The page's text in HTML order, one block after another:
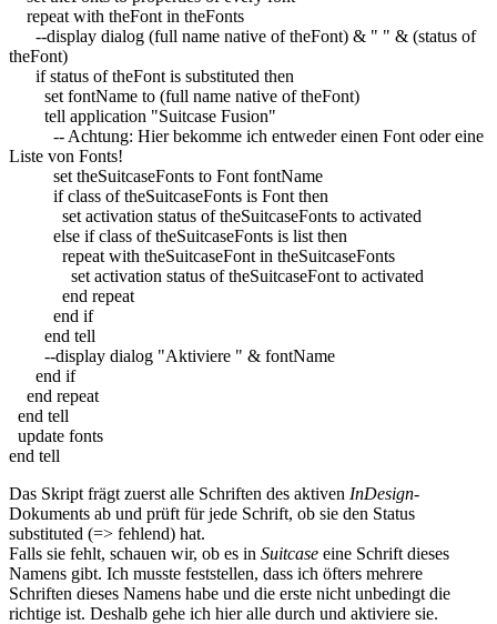
repeat with theFont in theFonts
--display dialog (full name native of theFont) & " " & (status of
theFont)
ifstatus oftheFont is substituted then
set fontName to (full name native oftheFont)
tell application "Suitcase Fusion"
-- Achtung: Hier bekomme ich entweder einen Font oder eine
Liste von Fonts!
set theSuitcaseFonts to Font fontName
ifclass oftheSuitcaseFonts is Font then
set activation status oftheSuitcaseFonts to activated
else ifclass oftheSuitcaseFonts is list then
repeat with theSuitcaseFont in theSuitcaseFonts
set activation status oftheSuitcaseFont to activated
end repeat
end if
end tell
--display dialog "Aktiviere " & fontName
end if
end repeat
end tell
update fonts
end tell
Das Skript frägt zuerst alle Schriften des aktiven InDesign-
Dokuments ab und prüft für jede Schrift, ob sie den Status
substituted (=> fehlend) hat.
Falls sie fehlt, schauen wir, ob es in Suitcase eine Schrift dieses
Namens gibt. Ich musste feststellen, dass ich öfters mehrere
Schriften dieses Namens habe und die erste nicht unbedingt die
richtige ist. Deshalb gehe ich hier alle durch und aktiviere sie.